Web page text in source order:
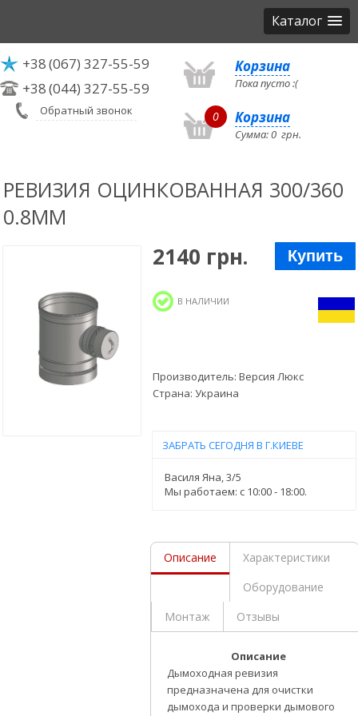
Каталог
+38(067) 327-55-59
+38(044) 327-55-59
Обратный звонок
Корзина
Пока пусто :(
0 Корзина
Сумма:0 грн.
РЕВИЗИЯ ОЦИНКОВАННАЯ 300/360
0.8ММ
2140 грн. Купить
В НАЛИЧИИ
Производитель: Версия Люкс
Страна: Украина
ЗАБРАТЬ СЕГОДНЯ В Г.КИЕВЕ
Василя Яна, 3/5
Мы работаем: c 10:00 - 18:00.
Описание
Характеристики
Оборудование
Монтаж
Отзывы
Описание
Дымоходная ревизия
предназначена для очистки
дымохода и проверки дымового